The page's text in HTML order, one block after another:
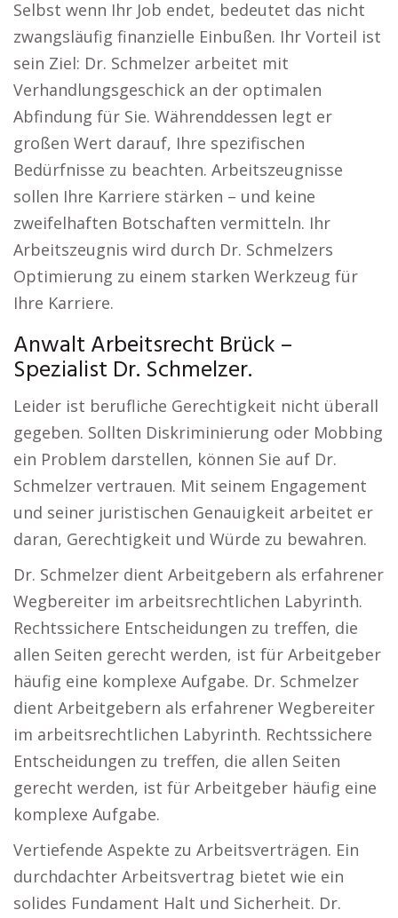
Selbst wenn Ihr Job endet, bedeutet das nicht
zwangsläufig finanzielle Einbußen. Ihr Vorteil ist
sein Ziel: Dr. Schmelzer arbeitet mit
Verhandlungsgeschick an der optimalen
Abfindung für Sie. Währenddessen legt er
großen Wert darauf, Ihre spezifischen
Bedürfnisse zu beachten. Arbeitszeugnisse
sollen Ihre Karriere stärken – und keine
zweifelhaften Botschaften vermitteln. Ihr
Arbeitszeugnis wird durch Dr. Schmelzers
Optimierung zu einem starken Werkzeug für
Ihre Karriere.
Anwalt Arbeitsrecht Brück –
Spezialist Dr. Schmelzer.
Leider ist berufliche Gerechtigkeit nicht überall
gegeben. Sollten Diskriminierung oder Mobbing
ein Problem darstellen, können Sie auf Dr.
Schmelzer vertrauen. Mit seinem Engagement
und seiner juristischen Genauigkeit arbeitet er
daran, Gerechtigkeit und Würde zu bewahren.
Dr. Schmelzer dient Arbeitgebern als erfahrener
Wegbereiter im arbeitsrechtlichen Labyrinth.
Rechtssichere Entscheidungen zu treffen, die
allen Seiten gerecht werden, ist für Arbeitgeber
häufig eine komplexe Aufgabe. Dr. Schmelzer
dient Arbeitgebern als erfahrener Wegbereiter
im arbeitsrechtlichen Labyrinth. Rechtssichere
Entscheidungen zu treffen, die allen Seiten
gerecht werden, ist für Arbeitgeber häufig eine
komplexe Aufgabe.
Vertiefende Aspekte zu Arbeitsverträgen. Ein
durchdachter Arbeitsvertrag bietet wie ein
solides Fundament Halt und Sicherheit. Dr.